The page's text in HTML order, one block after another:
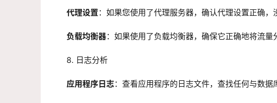
代理设置 ：如果您使用了代理服务器，确认代理设置正确，
负载均衡器：如果使用了负载均衡器，确保它正确地将流量
8. 日志分析
应用程序日志：查看应用程序的日志文件，查找任何与数据